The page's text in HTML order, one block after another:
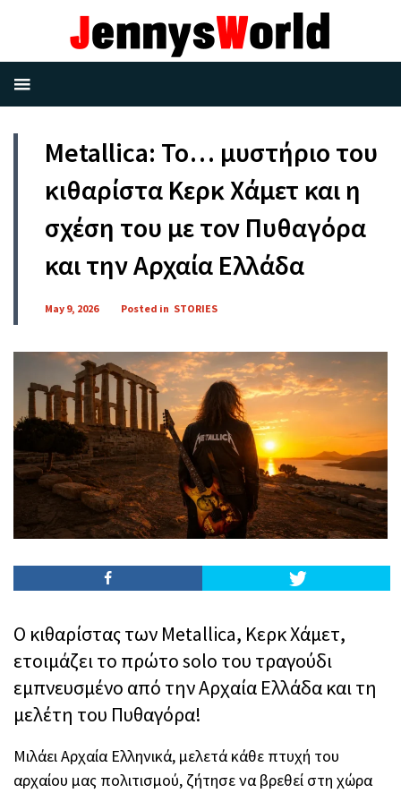
Metallica: Το… μυστήριο του
κιθαρίστα Κερκ Χάμετ και η
σχέση του με τον Πυθαγόρα
και την Αρχαία Ελλάδα
May 9, 2026 Posted in STORIES
Ο κιθαρίστας των Metallica, Κερκ Χάμετ,
ετοιμάζει το πρώτο solo του τραγούδι
εμπνευσμένο από την Αρχαία Ελλάδα και τη
μελέτη του Πυθαγόρα!
Μιλάει Αρχαία Ελληνικά, μελετά κάθε πτυχή του
αρχαίου μας πολιτισμού, ζήτησε να βρεθεί στη χώρα